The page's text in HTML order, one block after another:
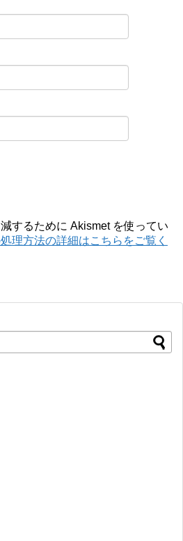
するために Akismet を使ってい
理方法の詳細はこちらをご覧く